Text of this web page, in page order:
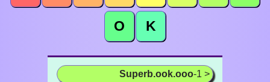
O K
Superb.ook.ooo-1 >